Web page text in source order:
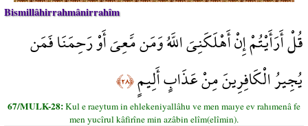
Bismillâhirrahmânirrahîm
قُلْ أَرَأَيْتُمْ إِنْ أَهْلَكَنِيَ اللَّهُ وَمَن مَّعِيَ أَوْ رَحِمَنَا فَمَن
يُجِيرُ الْكَافِرِينَ مِنْ عَذَابٍ أَلِيمٍ﴿٢٨﴾
67/MULK-28:Kul e raeytum in ehlekeniyallâhu ve men maıye ev rahımenâ fe
men yucîrul kâfirîne min azâbin elîm(elîmin).